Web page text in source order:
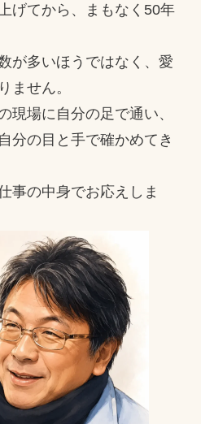
げてから、まもなく50年
が多いほうではなく、愛
ません。
現場に自分の足で通い、
分の目と手で確かめてき
事の中身でお応えしま